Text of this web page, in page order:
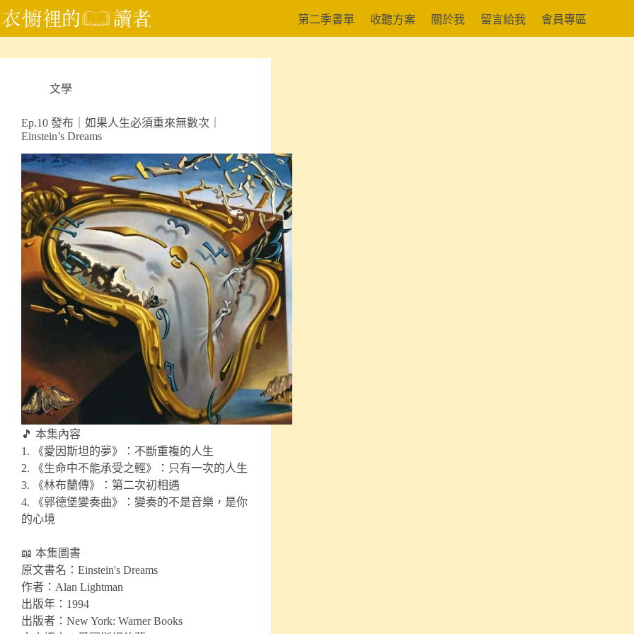
跳
至
要
第二季書單 收聽方案 關於我 留言給我 會員專區
文學
Ep.10 發布｜如果人生必須重來無數次｜
Einstein’s Dreams
🎵 本集內容
1. 《愛因斯坦的夢》：不斷重複的人生
2. 《生命中不能承受之輕》：只有一次的人生
3. 《林布蘭傳》：第二次初相遇
4. 《郭德堡變奏曲》：變奏的不是音樂，是你
的心境
📖 本集圖書
原文書名：Einstein's Dreams
作者：Alan Lightman
出版年：1994
出版者：New York: Warner Books